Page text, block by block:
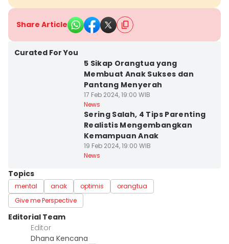
Share Article
Curated For You
5 Sikap Orangtua yang
Membuat Anak Sukses dan
Pantang Menyerah
17 Feb 2024, 19:00 WIB
News
Sering Salah, 4 Tips Parenting
Realistis Mengembangkan
Kemampuan Anak
19 Feb 2024, 19:00 WIB
News
Topics
mental anak optimis
orangtua
Give me Perspective
Editorial Team
Editor
Dhana Kencana